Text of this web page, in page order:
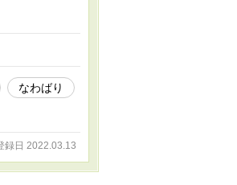
なわばり
録日 2022.03.13